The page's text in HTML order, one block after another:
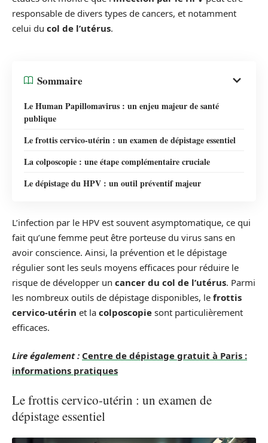
responsable de divers types de cancers, et notamment
celui du col de l’utérus.
Sommaire
Le Human Papillomavirus : un enjeu majeur de santé
publique
Le frottis cervico-utérin : un examen de dépistage essentiel
La colposcopie : une étape complémentaire cruciale
Le dépistage du HPV : un outil préventif majeur
L’infection par le HPV est souvent asymptomatique, ce qui
fait qu’une femme peut être porteuse du virus sans en
avoir conscience. Ainsi, la prévention et le dépistage
régulier sont les seuls moyens efficaces pour réduire le
risque de développer un cancer du col de l’utérus. Parmi
les nombreux outils de dépistage disponibles, le frottis
cervico-utérin et la colposcopie sont particulièrement
efficaces.
Lire également : Centre de dépistage gratuit à Paris :
informations pratiques
Le frottis cervico-utérin : un examen de
dépistage essentiel